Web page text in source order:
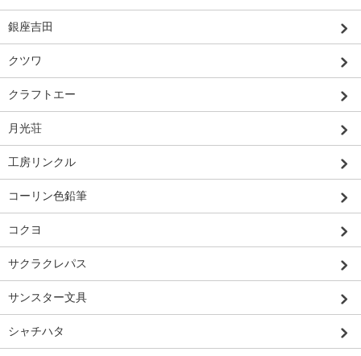
銀座吉田
クツワ
クラフトエー
月光荘
工房リンクル
コーリン色鉛筆
コクヨ
サクラクレパス
サンスター文具
シャチハタ